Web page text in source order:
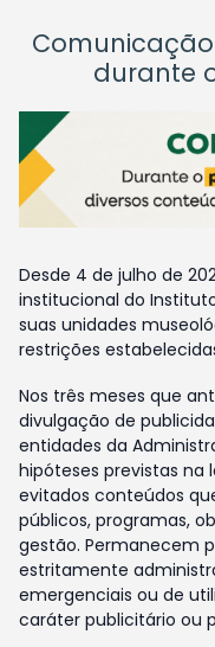
durante
Desde 4 de julho de
institucional do
suas unidades
restrições
Nos três meses que
divulgação de
entidades da
hipóteses previstas na
evitados conteúdos
públicos, programas,
gestão. Permanecem
estritamente
emergenciais ou de
caráter publicitário ou